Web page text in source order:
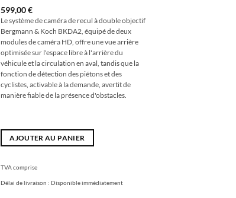
599,00€
Le système de caméra de recul à double objectif
Bergmann & Koch BKDA2, équipé de deux
modules de caméra HD, offre une vue arrière
optimisée sur l'espace libre à l'arrière du
véhicule et la circulation en aval, tandis que la
fonction de détection des piétons et des
cyclistes, activable à la demande, avertit de
manière fiable de la présence d'obstacles.
AJOUTER AU PANIER
TVA comprise
Délai de livraison : Disponible immédiatement